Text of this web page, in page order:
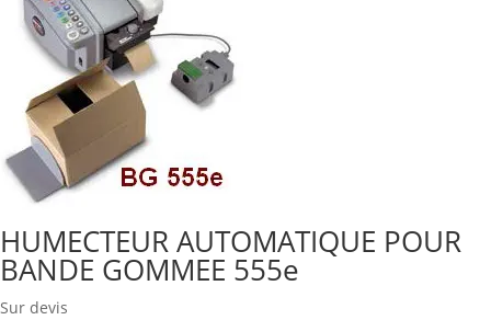
HUMECTEUR AUTOMATIQUE POUR
BANDE GOMMEE 555e
Sur devis